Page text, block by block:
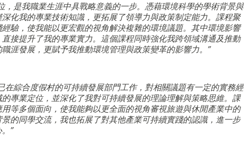
，是我職業生涯中具戰略意義的一步。憑藉環境科學的學術背景與
化我的專業技術知識，更拓展了領導力與政策制定能力。課程聚
驗，使我能以更宏觀的視角解決複雜的環境議題。其中環境影響
接提升了我的專業實力。這個課程同時強化我跨領域溝通及推動
涯發展，更賦予我推動環境管理與政策變革的影響力。”
在綜合度假村的可持續發展部門工作，對相關議題有一定的實務經
專業定位，並深化了我對可持續發展的理論理解與策略思維。課
等多個面向，使我能夠以更全面的視角審視旅遊與休閒產業中的
的同學交流，我也拓展了對其他產業可持續實踐的認識，進一步
”